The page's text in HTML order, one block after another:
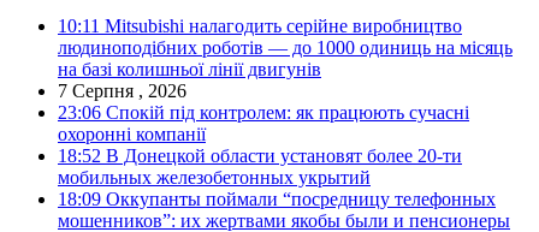
10:11 Mitsubishi налагодить серійне виробництво
людиноподібних роботів — до 1000 одиниць на місяць
на базі колишньої лінії двигунів
7 Серпня , 2026
23:06 Спокій під контролем: як працюють сучасні
охоронні компанії
18:52 В Донецкой области установят более 20-ти
мобильных железобетонных укрытий
18:09 Оккупанты поймали “посредницу телефонных
мошенников”: их жертвами якобы были и пенсионеры